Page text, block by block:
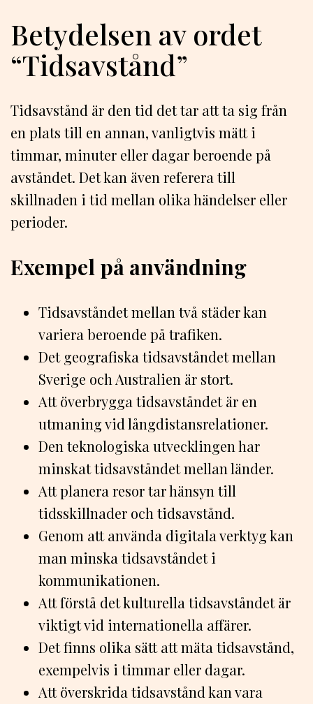
Betydelsen av ordet
“Tidsavstånd”
Tidsavstånd är den tid det tar att ta sig från
en plats till en annan, vanligtvis mätt i
timmar, minuter eller dagar beroende på
avståndet. Det kan även referera till
skillnaden i tid mellan olika händelser eller
perioder.
Exempel på användning
Tidsavståndet mellan två städer kan
variera beroende på trafiken.
Det geografiska tidsavståndet mellan
Sverige och Australien är stort.
Att överbrygga tidsavståndet är en
utmaning vid långdistansrelationer.
Den teknologiska utvecklingen har
minskat tidsavståndet mellan länder.
Att planera resor tar hänsyn till
tidsskillnader och tidsavstånd.
Genom att använda digitala verktyg kan
man minska tidsavståndet i
kommunikationen.
Att förstå det kulturella tidsavståndet är
viktigt vid internationella affärer.
Det finns olika sätt att mäta tidsavstånd,
exempelvis i timmar eller dagar.
Att överskrida tidsavstånd kan vara